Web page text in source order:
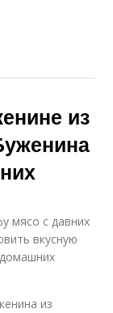
из
мясо с давних
вкусную
из